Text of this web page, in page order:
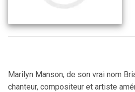
Marilyn Manson, de son vrai nom
chanteur, compositeur et artiste